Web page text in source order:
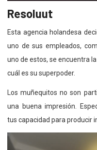
Resoluut
Esta agencia holandesa
uno de sus empleados,
uno de estos, se encuentra
cuál es su superpoder.
Los muñequitos no son
una buena impresión.
tus capacidad para producir